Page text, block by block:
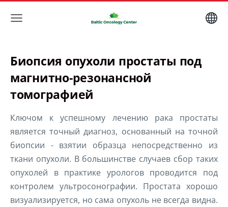
Биопсия опухоли простаты под
магнитно-резонансной
томографией
Ключом к успешному лечению рака простаты
является точный диагноз, основанный на точной
биопсии - взятии образца непосредственно из
ткани опухоли. В большинстве случаев сбор таких
опухолей в практике урологов проводится под
контролем ультросонографии. Простата хорошо
визуализируется, но сама опухоль не всегда видна.